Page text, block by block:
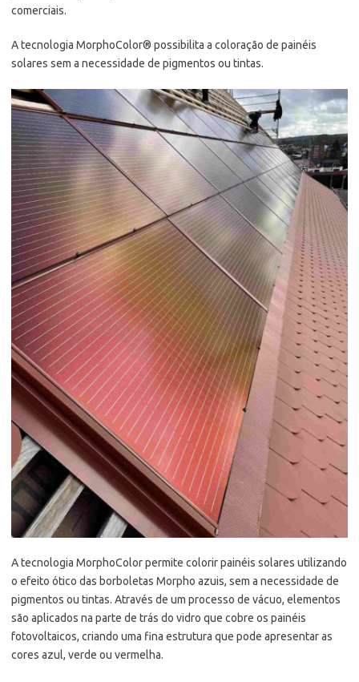
comerciais.
A tecnologia MorphoColor® possibilita a coloração de painéis
solares sem a necessidade de pigmentos ou tintas.
A tecnologia MorphoColor permite colorir painéis solares utilizando
o efeito ótico das borboletas Morpho azuis, sem a necessidade de
pigmentos ou tintas. Através de um processo de vácuo, elementos
são aplicados na parte de trás do vidro que cobre os painéis
fotovoltaicos, criando uma fina estrutura que pode apresentar as
cores azul, verde ou vermelha.